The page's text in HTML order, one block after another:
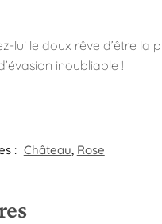
le doux rêve d’être la
inoubliable !
: Château, Rose